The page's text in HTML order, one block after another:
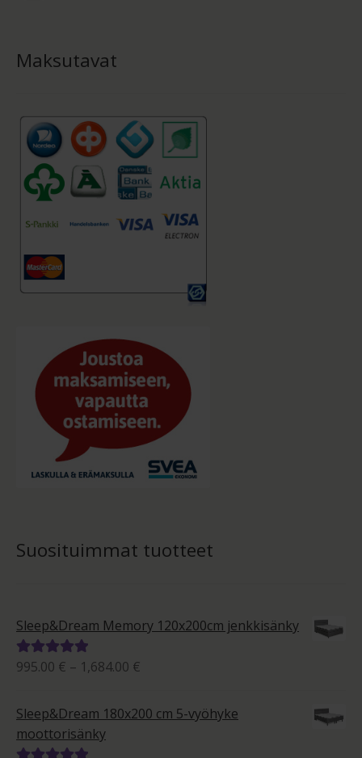
Maksutavat
Suosituimmat tuotteet
Sleep&Dream Memory 120x200cm jenkkisänky
Arvostelu
995.00 € – 1,684.00 €
-
1,684.00 €
Sleep&Dream 180x200 cm 5-vyöhyke
moottorisänky